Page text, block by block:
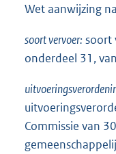
Wet aanwijzing
soort vervoer: soort
onderdeel 31,
Commissie van